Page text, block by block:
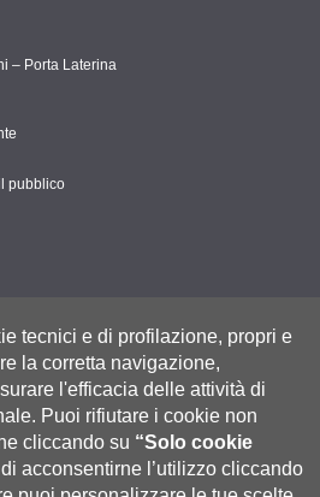
– Porta Laterina
pubblico
tecnici e di profilazione, propri e
la corretta navigazione,
l'efficacia delle attività di
Puoi rifiutare i cookie non
cliccando su “Solo cookie
acconsentirne l’utilizzo cliccando